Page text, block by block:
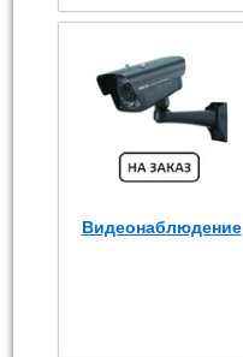
Видеонаблюдение